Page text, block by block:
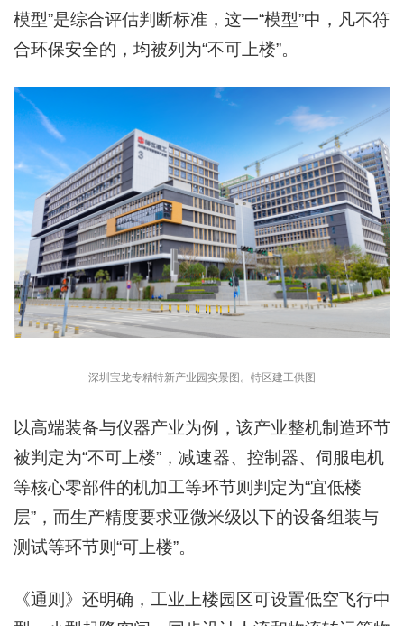
模型”是综合评估判断标准，这一“模型”中，凡不符
合环保安全的，均被列为“不可上楼”。
深圳宝龙专精特新产业园实景图。特区建工供图
以高端装备与仪器产业为例，该产业整机制造环节
被判定为“不可上楼”，减速器、控制器、伺服电机
等核心零部件的机加工等环节则判定为“宜低楼
层”，而生产精度要求亚微米级以下的设备组装与
测试等环节则“可上楼”。
《通则》还明确，工业上楼园区可设置低空飞行中